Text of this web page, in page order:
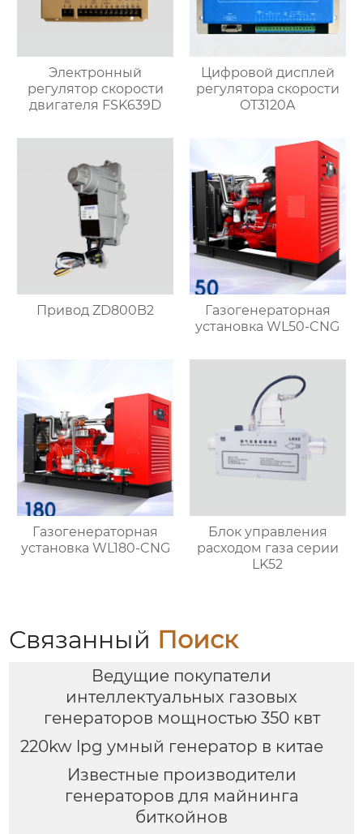
Электронный
регулятор скорости
двигателя FSK639D
Цифровой дисплей
регулятора скорости
OT3120A
Привод ZD800B2
Газогенераторная
установка WL50-CNG
Газогенераторная
установка WL180-CNG
Блок управления
расходом газа серии
LK52
Связанный Поиск
Ведущие покупатели
интеллектуальных газовых
генераторов мощностью 350 квт
220kw lpg умный генератор в китае
Известные производители
генераторов для майнинга
биткойнов